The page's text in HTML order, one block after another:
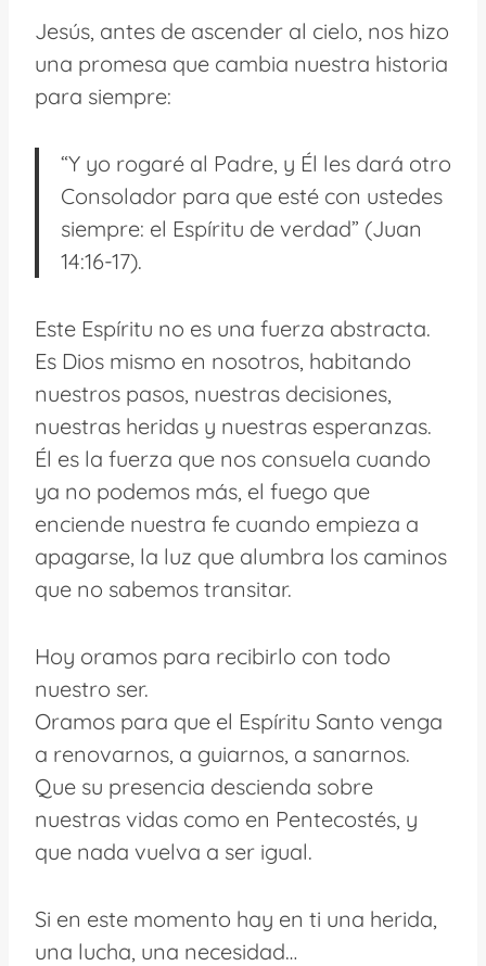
Jesús, antes de ascender al cielo, nos hizo
una promesa que cambia nuestra historia
para siempre:
“Y yo rogaré al Padre, y Él les dará otro
Consolador para que esté con ustedes
siempre: el Espíritu de verdad” (Juan
14:16-17).
Este Espíritu no es una fuerza abstracta.
Es Dios mismo en nosotros, habitando
nuestros pasos, nuestras decisiones,
nuestras heridas y nuestras esperanzas.
Él es la fuerza que nos consuela cuando
ya no podemos más, el fuego que
enciende nuestra fe cuando empieza a
apagarse, la luz que alumbra los caminos
que no sabemos transitar.
Hoy oramos para recibirlo con todo
nuestro ser.
Oramos para que el Espíritu Santo venga
a renovarnos, a guiarnos, a sanarnos.
Que su presencia descienda sobre
nuestras vidas como en Pentecostés, y
que nada vuelva a ser igual.
Si en este momento hay en ti una herida,
una lucha, una necesidad…